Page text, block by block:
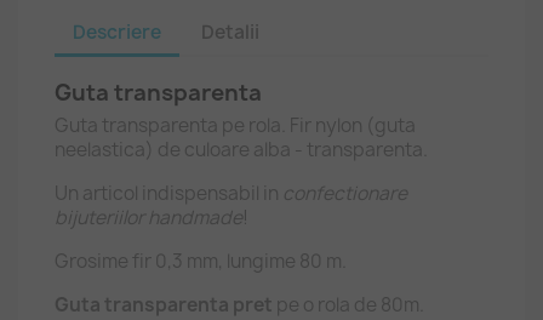
Descriere Detalii
Guta transparenta
Guta transparenta pe rola. Fir nylon (guta
neelastica) de culoare alba - transparenta.
Un articol indispensabil in confectionare
bijuteriilor handmade!
Grosime fir 0,3 mm, lungime 80 m.
Guta transparenta pret pe o rola de 80m.